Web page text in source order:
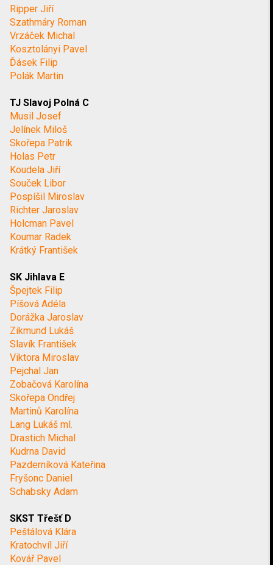
Ripper Jiří
Szathmáry Roman
Vrzáček Michal
Kosztolányi Pavel
Ďásek Filip
Polák Martin
TJ Slavoj Polná C
Musil Josef
Jelínek Miloš
Skořepa Patrik
Holas Petr
Koudela Jiří
Souček Libor
Pospíšil Miroslav
Richter Jaroslav
Holcman Pavel
Koumar Radek
Krátký František
SK Jihlava E
Špejtek Filip
Píšová Adéla
Dorážka Jaroslav
Zikmund Lukáš
Slavík František
Viktora Miroslav
Pejchal Jan
Zobačová Karolína
Skořepa Ondřej
Martinů Karolína
Lang Lukáš ml.
Drastich Michal
Kudrna David
Pazderníková Kateřina
Fryšonc Daniel
Schabsky Adam
SKST Třešť D
Peštálová Klára
Kratochvíl Jiří
Kovář Pavel